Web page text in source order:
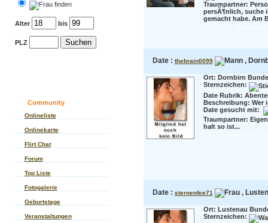
Alter bis
PLZ
Community
Onlineliste
Onlinekarte
Flirt Chat
Forum
Top Liste
Fotogalerie
Geburtstage
Veranstaltungen
Traumpartner:
persÃ¶nlich, suche
gemacht habe. Am
Date : thebrain0099 ,
Ort: Dornbirn
Sternzeichen:
Date Rubrik:
Beschreibung: Wer
Date gesucht mit:
Traumpartner:
halt so ist...
Date : sternenfee71 ,
Ort: Lustenau
Sternzeichen: